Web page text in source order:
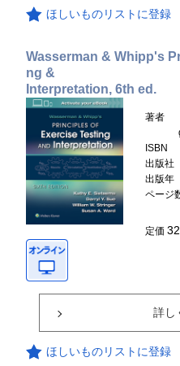
ほしいものリストに登録
Wasserman & Whipp's
ng &
Interpretation, 6th ed.
著者
ISBN
出版社
出版年
ページ
定価
詳し
ほしいものリストに登録